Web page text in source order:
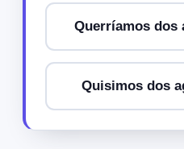
Querríamos dos
Quisimos dos